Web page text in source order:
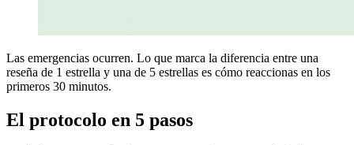
Las emergencias ocurren. Lo que marca la diferencia entre una
reseña de 1 estrella y una de 5 estrellas es cómo reaccionas en los
primeros 30 minutos.
El protocolo en 5 pasos